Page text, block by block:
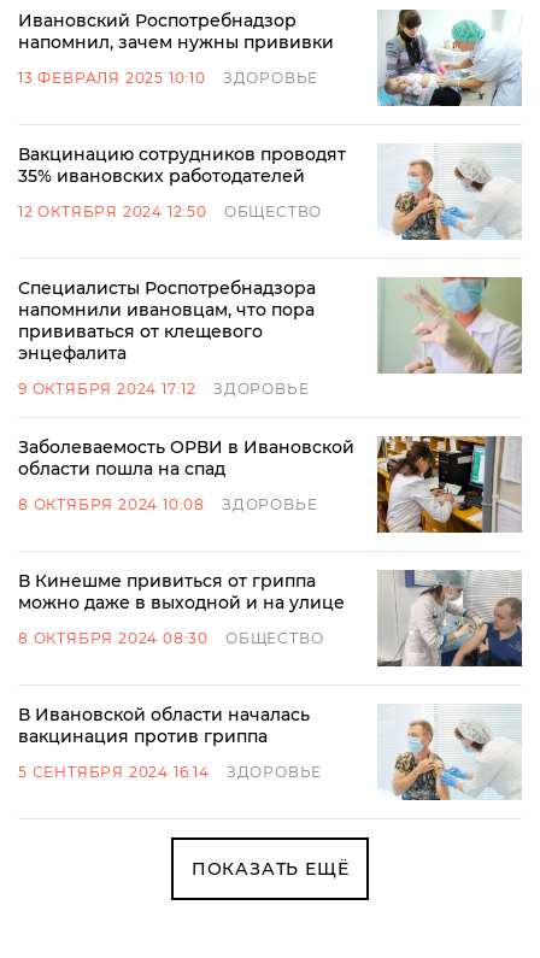
Ивановский Роспотребнадзор
напомнил, зачем нужны прививки
13 ФЕВРАЛЯ 2025 10:10 ЗДОРОВЬЕ
Вакцинацию сотрудников проводят
35% ивановских работодателей
12 ОКТЯБРЯ 2024 12:50 ОБЩЕСТВО
Специалисты Роспотребнадзора
напомнили ивановцам, что пора
прививаться от клещевого
энцефалита
9 ОКТЯБРЯ 2024 17:12 ЗДОРОВЬЕ
Заболеваемость ОРВИ в Ивановской
области пошла на спад
8 ОКТЯБРЯ 2024 10:08 ЗДОРОВЬЕ
В Кинешме привиться от гриппа
можно даже в выходной и на улице
8 ОКТЯБРЯ 2024 08:30 ОБЩЕСТВО
В Ивановской области началась
вакцинация против гриппа
5 СЕНТЯБРЯ 2024 16:14 ЗДОРОВЬЕ
ПОКАЗАТЬ ЕЩЁ